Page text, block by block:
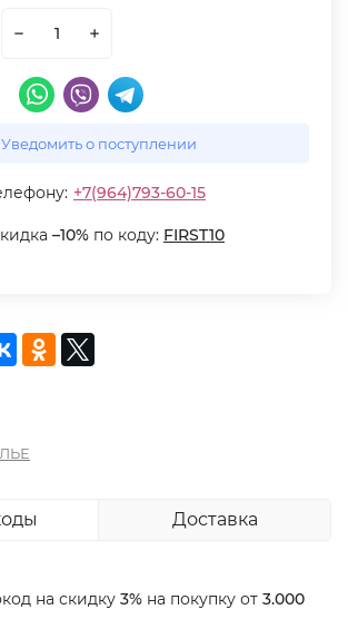
Уведомить о поступлении
+7(964)793-60-15
–10% по коду: FIRST10
Доставка
на скидку 3% на покупку от 3.000